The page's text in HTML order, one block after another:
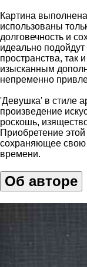
Картина
использованы
долговечность и
идеально
пространства, так
изысканным
непременно
'Девушка' в стиле
произведение
роскошь,
Приобретение
сохраняющее свою
времени.
Об авторе